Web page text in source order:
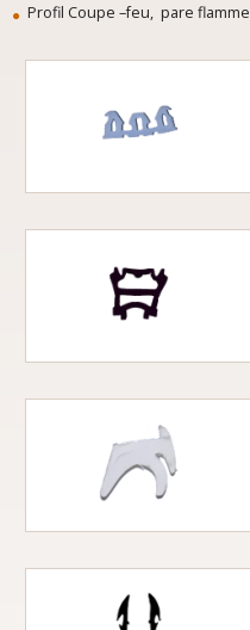
Profil Coupe –feu, pare flamme